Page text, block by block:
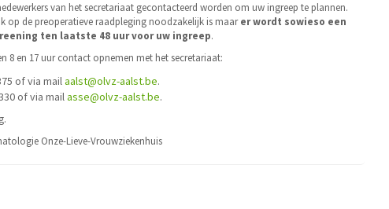
van het secretariaat gecontacteerd worden om uw ingreep te plannen.
op de preoperatieve raadpleging noodzakelijk is maarer wordt sowieso een
ten laatste 48 uur voor uw ingreep.
8 en 17 uur contact opnemen met het secretariaat:
of via mailaalst@olvz-aalst.be.
of via mailasse@olvz-aalst.be.
Onze-Lieve-Vrouwziekenhuis